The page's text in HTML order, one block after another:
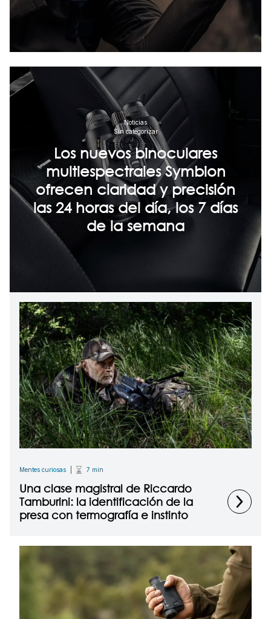
Noticias
Sin categorizar
Los nuevos binoculares
multiespectrales Symbion
ofrecen claridad y precisión
las 24 horas del día, los 7 días
de la semana
Mentes curiosas 7 min
Una clase magistral de Riccardo
Tamburini: la identificación de la
presa con termografía e instinto